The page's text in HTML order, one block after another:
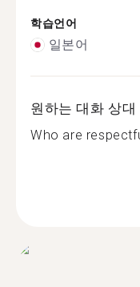
학습언어
일본어
원하는 대화 상대
Who are